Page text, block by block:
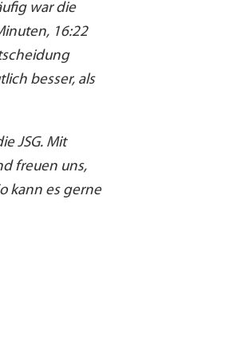
war die
16:22
besser, als
JSG. Mit
freuen uns,
kann es gerne